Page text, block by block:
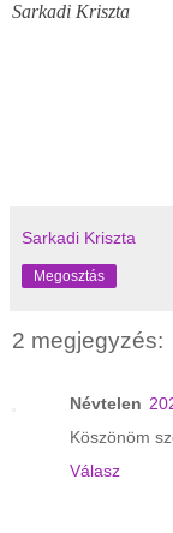
Sarkadi Kriszta
Sarkadi Kriszta
Megosztás
2 megjegyzés:
Névtelen
Köszönöm
Válasz